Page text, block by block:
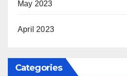
May 2023
April 2023
Categories